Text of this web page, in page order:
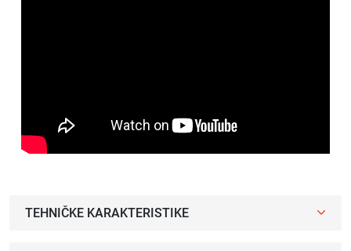
TEHNIČKE KARAKTERISTIKE